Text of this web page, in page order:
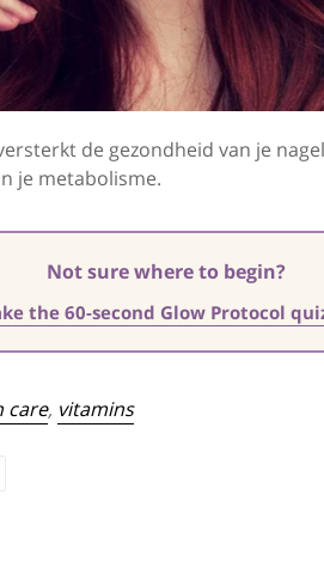
de gezondheid van je
je metabolisme.
Not sure where to begin?
the 60-second Glow Protocol
care, vitamins